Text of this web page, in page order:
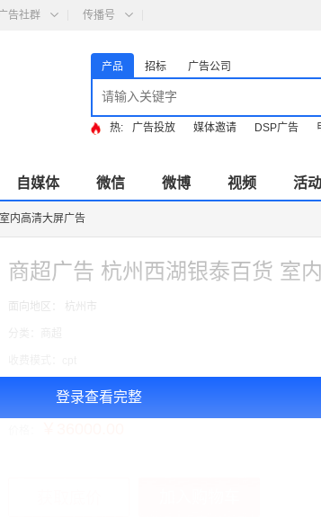
告社群 传播号
产品 招标 广告公司
热: 广告投放 媒体邀请 DSP广告
自媒体 微信 微博 视频 活动
内高清大屏广告
登录查看完整
商超广告 杭州西湖银泰百货 室
面向地区： 杭州市
广告投放注意事项：以上：2周的价格，媒体规格：4.6*2.5=11.5㎡